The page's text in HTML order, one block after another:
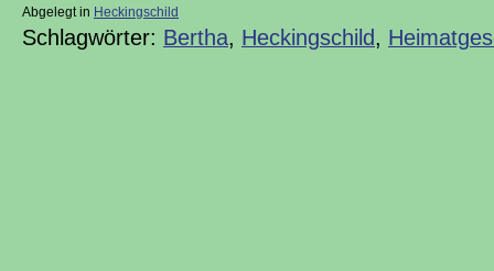
Abgelegt in Heckingschild
Schlagwörter: Bertha, Heckingschild,